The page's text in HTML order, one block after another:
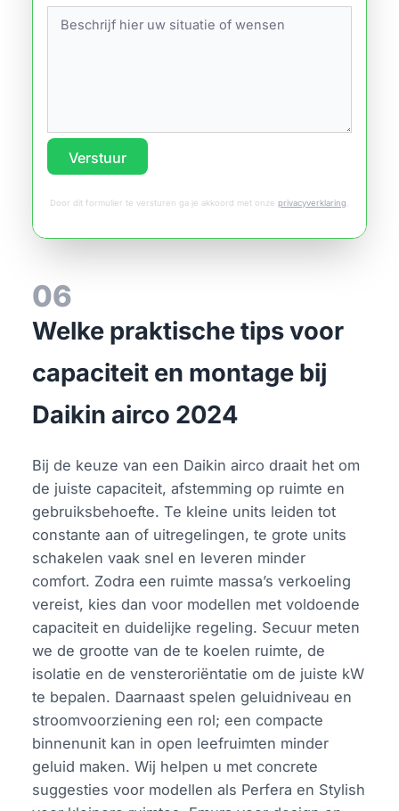
Verstuur
Door dit formulier te versturen ga je akkoord met onze privacyverklaring
06
Welke praktische tips voor
capaciteit en montage bij
Daikin airco 2024
Bij de keuze van een Daikin airco draait het om
de juiste capaciteit, afstemming op ruimte en
gebruiksbehoefte. Te kleine units leiden tot
constante aan of uitregelingen, te grote units
schakelen vaak snel en leveren minder
comfort. Zodra een ruimte massa’s verkoeling
vereist, kies dan voor modellen met voldoende
capaciteit en duidelijke regeling. Secuur meten
we de grootte van de te koelen ruimte, de
isolatie en de vensteroriëntatie om de juiste kW
te bepalen. Daarnaast spelen geluidniveau en
stroomvoorziening een rol; een compacte
binnenunit kan in open leefruimten minder
geluid maken. Wij helpen u met concrete
suggesties voor modellen als Perfera en Stylish